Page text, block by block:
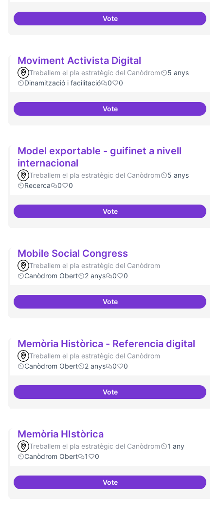
VoteNivell d'implicació dels residents
Moviment Activista Digital
Treballem el pla estratègic del Canòdrom
5 anys
Dinamització i facilitació
0 0
VoteMoviment Activista Digital
Model exportable - guifinet a nivell
internacional
Treballem el pla estratègic del Canòdrom
5 anys
Recerca
0 0
VoteModel exportable - guifinet a
Mobile Social Congress
Treballem el pla estratègic del Canòdrom
Canòdrom Obert
2 anys 0 0
VoteMobile Social Congress
Memòria Històrica - Referencia digital
Treballem el pla estratègic del Canòdrom
Canòdrom Obert
2 anys 0 0
VoteMemòria Històrica - Referencia
Memòria HIstòrica
Treballem el pla estratègic del Canòdrom
1 any
Canòdrom Obert
1 0
VoteMemòria HIstòrica